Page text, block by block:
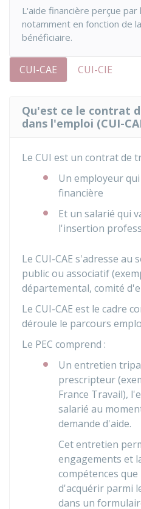
L'aide financière perçue
notamment en fonction de
bénéficiaire.
CUI-CAE CUI-CIE
Qu'est ce le contrat
dans l'emploi (CUI-
Le CUI est un contrat de
Un employeur
financière
Et un salarié qui
l'insertion
Le CUI-CAE s'adresse au
public ou associatif
départemental, comité
Le CUI-CAE est le cadre
déroule le parcours
Le PEC comprend :
Un entretien
prescripteur
France Travail),
salarié au
demande d'aide.
Cet entretien
engagements et
compétences
d'acquérir parmi
dans un